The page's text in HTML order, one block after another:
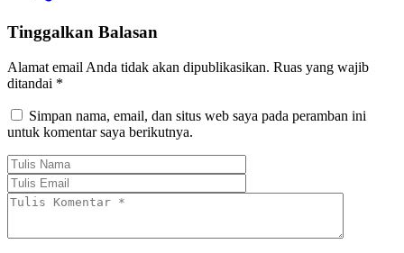
Tinggalkan Balasan
Alamat email Anda tidak akan dipublikasikan. Ruas yang wajib
ditandai *
Simpan nama, email, dan situs web saya pada peramban ini
untuk komentar saya berikutnya.